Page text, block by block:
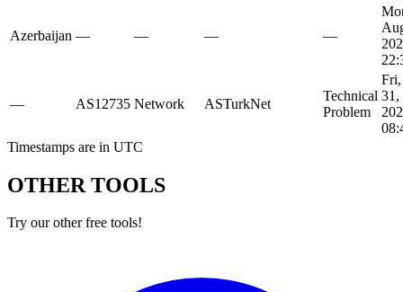
Azerbaijan — — — —
— AS12735 Network ASTurkNet
Technical
Problem
31,
Timestamps are in UTC
OTHER TOOLS
Try our other free tools!